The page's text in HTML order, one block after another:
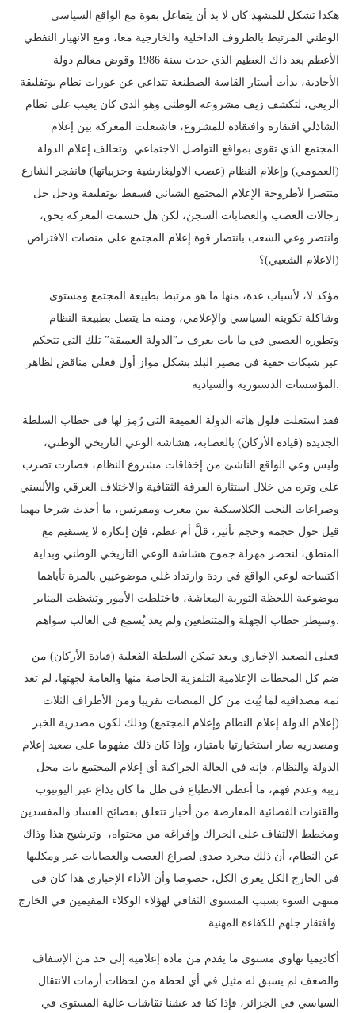
هكذا تشكل للمشهد كان لا بد أن يتفاعل بقوة مع الواقع السياسي
الوطني المرتبط بالظروف الداخلية والخارجية معا، ومع الانهيار النفطي
الأعظم بعد ذاك العظيم الذي حدث سنة 1986 وقوض معالم دولة
الأحادية، بدأت أستار القاسة الصطنعة تتداعي عن عورات نظام بوتفليقة
الريعي، لتكشف زيف مشروعه الوطني وهو الذي كان يعيب على نظام
الشاذلي افتقاره وافتقاده للمشروع، فاشتعلت المعركة بين إعلام
المجتمع الذي تقوى بمواقع التواصل الاجتماعي وتحالف إعلام الدولة
(العمومي) وإعلام النظام (عصب الاوليغارشية وحزبياتها) فانفجر الشارع
منتصرا لأطروحة الإعلام المجتمع الشباني فسقط بوتفليقة ودخل جل
رجالات العصب والعصابات السجن، لكن هل حسمت المعركة بحق،
وانتصر وعي الشعب بانتصار قوة إعلام المجتمع على منصات الافتراض
(الاعلام الشعبي)؟
مؤكد لا، لأسباب عدة، منها ما هو مرتبط بطبيعة المجتمع ومستوى
وشاكلة تكوينه السياسي والإعلامي، ومنه ما يتصل بطبيعة النظام
وتطوره العصبي في ما بات يعرف بـ”الدولة العميقة” تلك التي تتحكم
عبر شبكات خفية في مصير البلد بشكل مواز أول فعلي مناقض لظاهر
المؤسسات الدستورية والسيادية.
فقد استغلت فلول هاته الدولة العميقة التي رُمِز لها في خطاب السلطة
الجديدة (قيادة الأركان) بالعصابة، هشاشة الوعي التاريخي الوطني،
وليس وعي الواقع الناشئ من إخفاقات مشروع النظام، فصارت تضرب
على وتره من خلال استثارة الفرقة الثقافية والاختلاف العرقي والألسني
وصراعات النخب الكلاسيكية بين معرب ومفرنس، ما أحدث شرخا مهما
قيل حول حجمه وحجم تأثير، قلَّ أم عظم، فإن إنكاره لا يستقيم مع
المنطق، لنحضر مهزلة جموح هشاشة الوعي التاريخي الوطني وبداية
اكتساحه لوعي الواقع في ردة وارتداد غلي موضوعيين بالمرة تأباهما
موضوعية اللحظة الثورية المعاشة، فاختلطت الأمور وتشظت المنابر
وسيطر خطاب الجهلة والمتنطعين ولم يعد يُسمع في الغالب سواهم.
فعلى الصعيد الإخباري وبعد تمكن السلطة الفعلية (قيادة الأركان) من
ضم كل المحطات الإعلامية التلفزية الخاصة منها والعامة لجهتها، لم تعد
ثمة مصداقية لما يُبث من كل المنصات تقريبا ومن الأطراف الثلاث
(إعلام الدولة إعلام النظام وإعلام المجتمع) وذلك لكون مصدرية الخبر
ومصدريه صار استخبارتيا بامتياز، وإذا كان ذلك مفهوما على صعيد إعلام
الدولة والنظام، فإنه في الحالة الحراكية أي إعلام المجتمع بات محل
ريبة وعدم فهم، ما أعطى الانطباع في ظل ما كان يذاع عبر اليوتيوب
والقنوات الفضائية المعارضة من أخبار تتعلق بفضائح الفساد والمفسدين
ومخطط الالتفاف على الحراك وإفراغه من محتواه، وترشيح هذا وذاك
عن النظام، أن ذلك مجرد صدى لصراع العصب والعصابات عبر ومكليها
في الخارج الكل يعري الكل، خصوصا وأن الأداء الإخباري هذا كان في
منتهى السوء بسبب المستوى الثقافي لهؤلاء الوكلاء المقيمين في الخارج
وافتقار جلهم للكفاءة المهنية.
أكاديميا تهاوى مستوى ما يقدم من مادة إعلامية إلى حد من الإسفاف
والضعف لم يسبق له مثيل في أي لحظة من لحظات أزمات الانتقال
السياسي في الجزائر، فإذا كنا قد عشنا نقاشات عالية المستوى في